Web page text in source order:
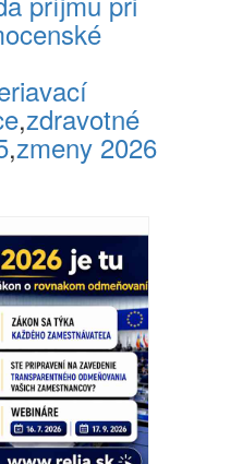
,zdravotné
,zmeny 2026